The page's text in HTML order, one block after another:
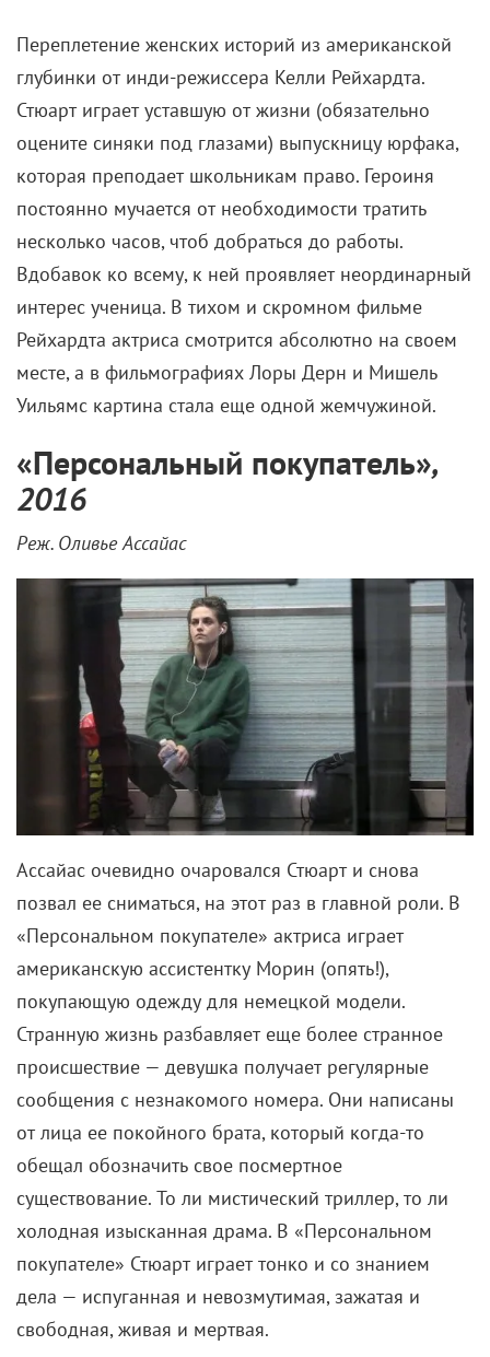
Переплетение женских историй из американской
глубинки от инди-режиссера Келли Рейхардта.
Стюарт играет уставшую от жизни (обязательно
оцените синяки под глазами) выпускницу юрфака,
которая преподает школьникам право. Героиня
постоянно мучается от необходимости тратить
несколько часов, чтоб добраться до работы.
Вдобавок ко всему, к ней проявляет неординарный
интерес ученица. В тихом и скромном фильме
Рейхардта актриса смотрится абсолютно на своем
месте, а в фильмографиях Лоры Дерн и Мишель
Уильямс картина стала еще одной жемчужиной.
«Персональный покупатель»,
2016
Реж. Оливье Ассайас
Ассайас очевидно очаровался Стюарт и снова
позвал ее сниматься, на этот раз в главной роли. В
«Персональном покупателе» актриса играет
американскую ассистентку Морин (опять!),
покупающую одежду для немецкой модели.
Странную жизнь разбавляет еще более странное
происшествие — девушка получает регулярные
сообщения с незнакомого номера. Они написаны
от лица ее покойного брата, который когда-то
обещал обозначить свое посмертное
существование. То ли мистический триллер, то ли
холодная изысканная драма. В «Персональном
покупателе» Стюарт играет тонко и со знанием
дела — испуганная и невозмутимая, зажатая и
свободная, живая и мертвая.